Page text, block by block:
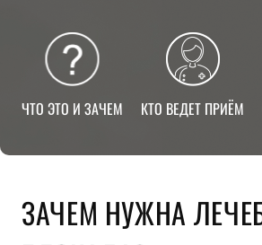
ЧТО ЭТО И ЗАЧЕМ КТО ВЕДЕТ ПРИЁМ
ЗАЧЕМ НУЖНА